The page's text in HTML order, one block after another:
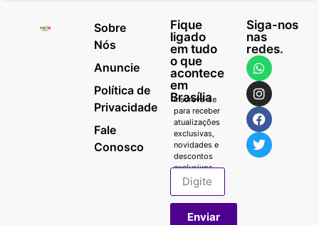
Sobre
Nós
Anuncie
Política de
Privacidade
Fale
Conosco
Fique
ligado
em tudo
o que
acontece
em
Brasília
Inscreva-se
para receber
atualizações
exclusivas,
novidades e
descontos
exclusivos.
Enviar
Siga-nos
nas
redes.